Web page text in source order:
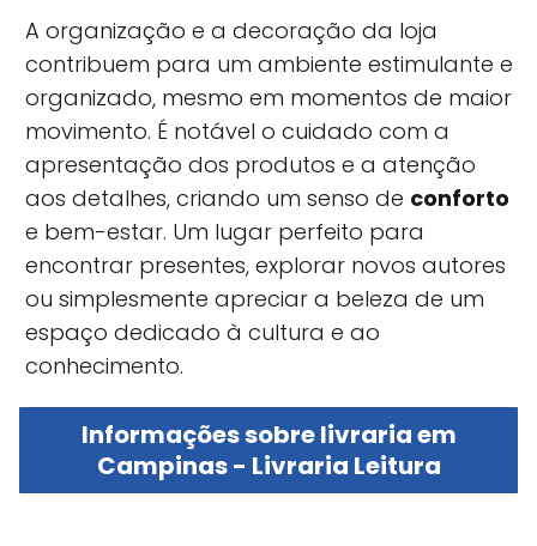
A organização e a decoração da loja
contribuem para um ambiente estimulante e
organizado, mesmo em momentos de maior
movimento. É notável o cuidado com a
apresentação dos produtos e a atenção
aos detalhes, criando um senso de conforto
e bem-estar. Um lugar perfeito para
encontrar presentes, explorar novos autores
ou simplesmente apreciar a beleza de um
espaço dedicado à cultura e ao
conhecimento.
Informações sobre livraria em
Campinas - Livraria Leitura